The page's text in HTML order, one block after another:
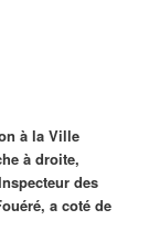
à la Ville
à droite,
des
a coté de